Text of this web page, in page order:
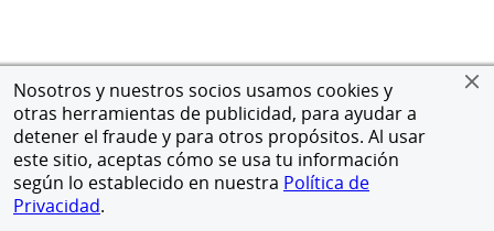
Nosotros y nuestros socios usamos cookies y
otras herramientas de publicidad, para ayudar a
detener el fraude y para otros propósitos. Al usar
este sitio, aceptas cómo se usa tu información
según lo establecido en nuestra Política de
Privacidad.